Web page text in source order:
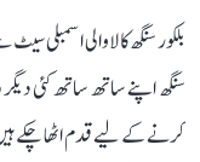
بلکور سنگھ کالاوالی اسمبلی
سنگھ اپنے ساتھ ساتھ کئی
کرنے کے لیے قدم اٹھا چکے